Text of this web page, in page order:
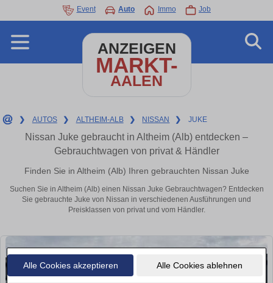
Alle Cookies akzeptieren Alle Cookies ablehnen
Event Auto Immo Job
ANZEIGEN
MARKT-
AALEN
❯ AUTOS ❯ ALTHEIM-ALB ❯ NISSAN ❯ JUKE
Nissan Juke gebraucht in Altheim (Alb) entdecken –
Gebrauchtwagen von privat & Händler
Finden Sie in Altheim (Alb) Ihren gebrauchten Nissan Juke
Suchen Sie in Altheim (Alb) einen Nissan Juke Gebrauchtwagen? Entdecken
Sie gebrauchte Juke von Nissan in verschiedenen Ausführungen und
Preisklassen von privat und vom Händler.